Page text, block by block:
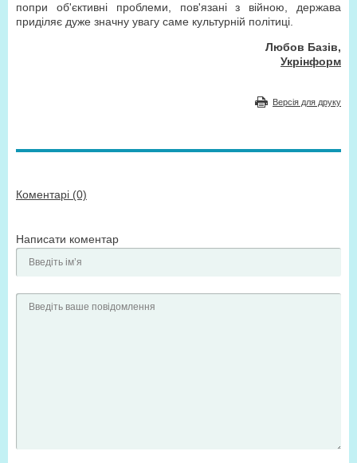
попри об'єктивні проблеми, пов'язані з війною, держава
приділяє дуже значну увагу саме культурній політиці.
Любов Базів,
Укрінформ
Версія для друку
Коментарі (0)
Написати коментар